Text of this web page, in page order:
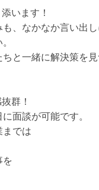
います！
、なかなか言い出
と一緒に解決策を
群！
面談が可能です。
までは
を